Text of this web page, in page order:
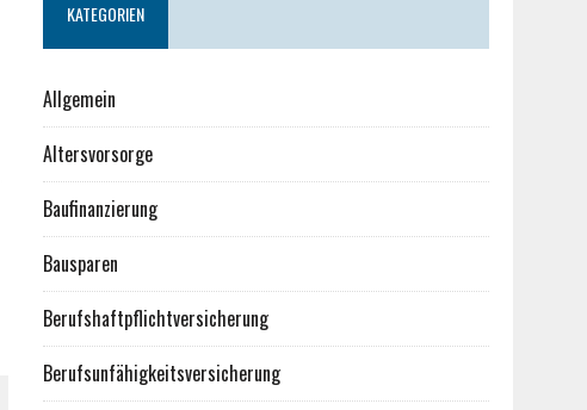
KATEGORIEN
Allgemein
Altersvorsorge
Baufinanzierung
Bausparen
Berufshaftpflichtversicherung
Berufsunfähigkeitsversicherung